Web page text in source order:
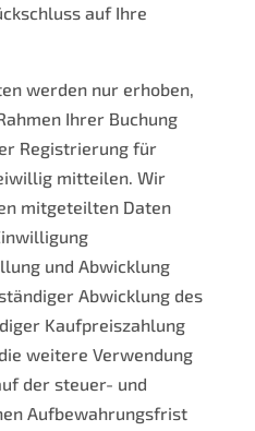
auf Ihre
werden nur erhoben,
Ihrer Buchung
Registrierung für
mitteilen. Wir
mitgeteilten Daten
und Abwicklung
Abwicklung des
Kaufpreiszahlung
weitere Verwendung
der steuer- und
Aufbewahrungsfrist